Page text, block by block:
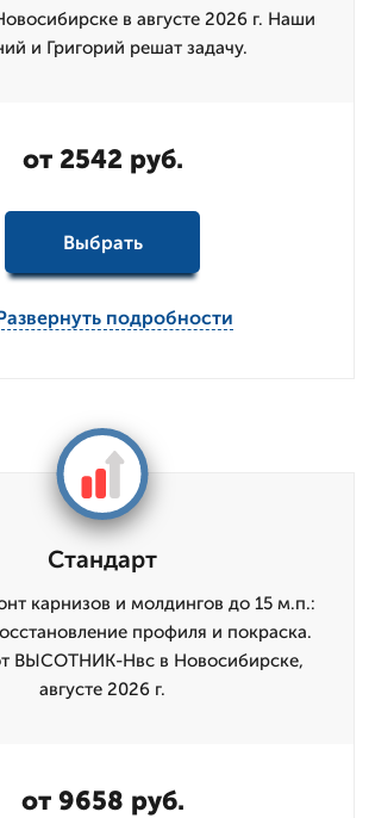
в августе 2026 г. Наши
и Григорий решат задачу.
от 2542 руб.
Выбрать
подробности
Стандарт
карнизов и молдингов до 15 м.п.:
профиля и покраска.
ВЫСОТНИК-Нвс в Новосибирске,
августе 2026 г.
от 9658 руб.